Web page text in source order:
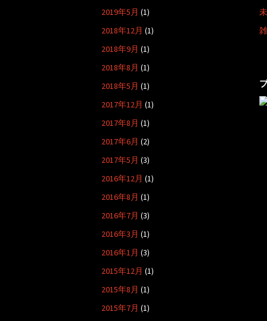
2019年5月 (1)
2018年12月 (1)
2018年9月 (1)
2018年8月 (1)
2018年5月 (1)
2017年12月 (1)
2017年8月 (1)
2017年6月 (2)
2017年5月 (3)
2016年12月 (1)
2016年8月 (1)
2016年7月 (3)
2016年3月 (1)
2016年1月 (3)
2015年12月 (1)
2015年8月 (1)
2015年7月 (1)